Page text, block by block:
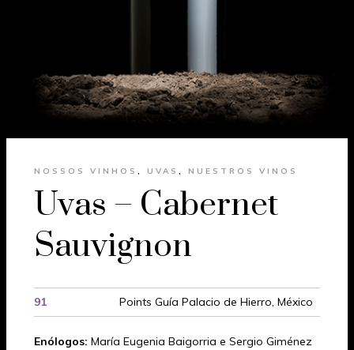
NOSSOS VINHOS , UVAS , NUESTROS VINOS
Uvas – Cabernet
Sauvignon
91 Points Guía Palacio de Hierro, México
Enólogos: María Eugenia Baigorria e Sergio Giménez